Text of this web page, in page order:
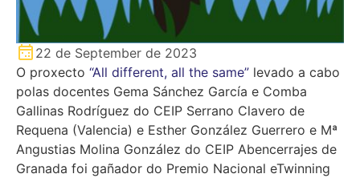
22 de September de 2023
O proxecto “All different, all the same” levado a cabo
polas docentes Gema Sánchez García e Comba
Gallinas Rodríguez do CEIP Serrano Clavero de
Requena (Valencia) e Esther González Guerrero e Mª
Angustias Molina González do CEIP Abencerrajes de
Granada foi gañador do Premio Nacional eTwinning